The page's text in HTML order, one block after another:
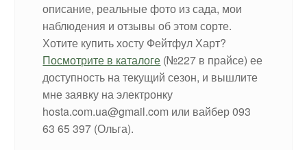
описание, реальные фото из сада, мои
наблюдения и отзывы об этом сорте.
Хотите купить хосту Фейтфул Харт?
Посмотрите в каталоге (№227 в прайсе) ее
доступность на текущий сезон, и вышлите
мне заявку на электронку
hosta.com.ua@gmail.com или вайбер 093
63 65 397 (Ольга).